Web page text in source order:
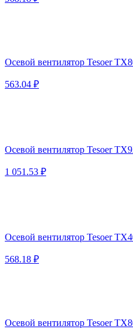
Осевой вентилятор Tesoer
563.04 ₽
Осевой вентилятор Tesoer
1 051.53 ₽
Осевой вентилятор Tesoer
568.18 ₽
Осевой вентилятор Tesoer